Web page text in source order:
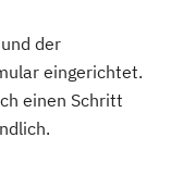
der
eingerichtet.
einen Schritt